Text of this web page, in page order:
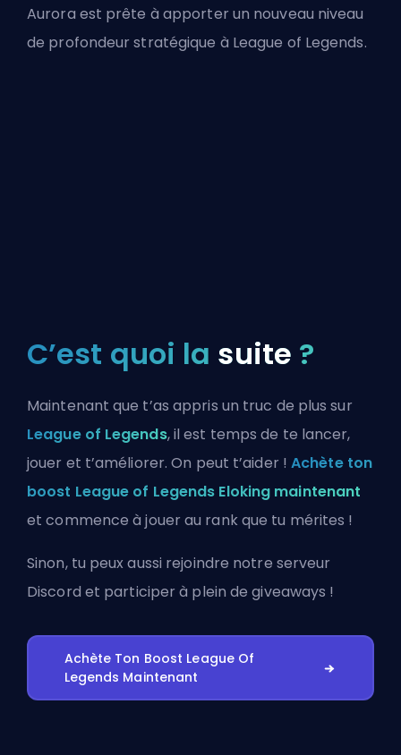
Aurora est prête à apporter un nouveau niveau
de profondeur stratégique à League of Legends.
C’est quoi la suite ?
Maintenant que t’as appris un truc de plus sur
League of Legends, il est temps de te lancer,
jouer et t’améliorer. On peut t’aider !Achète ton
boost League of Legends Eloking maintenant
et commence à jouer au rank que tu mérites !
Sinon, tu peux aussi rejoindre notre serveur
Discord et participer à plein de giveaways !
Achète Ton Boost League Of
Legends Maintenant